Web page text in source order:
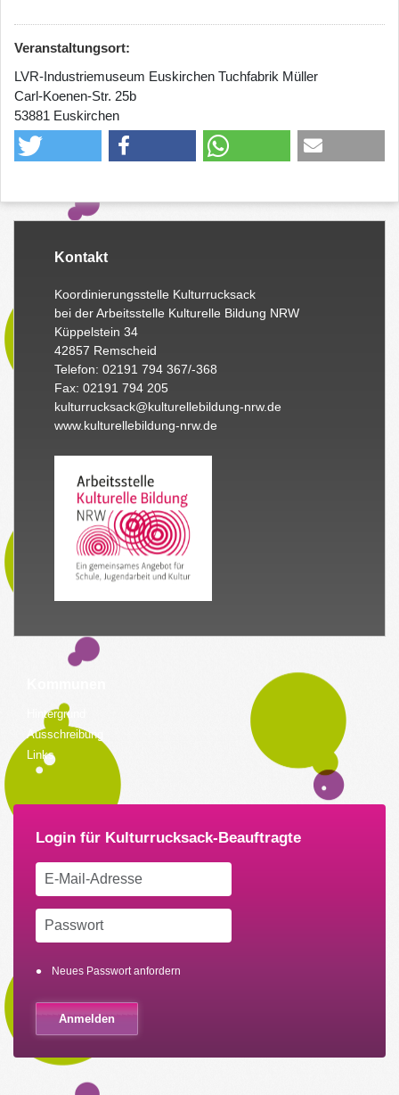
Veranstaltungsort:
LVR-Industriemuseum Euskirchen Tuchfabrik Müller
Carl-Koenen-Str. 25b
53881 Euskirchen
Kontakt
Koordinierungsstelle Kulturrucksack
bei der Arbeitsstelle Kulturelle Bildung NRW
Küppelstein 34
42857 Remscheid
Telefon: 02191 794 367/-368
Fax: 02191 794 205
kulturrucksack@kulturellebildung-nrw.de
www.kulturellebildung-nrw.de
Hintergrund
Ausschreibung
Links
Neues Passwort anfordern